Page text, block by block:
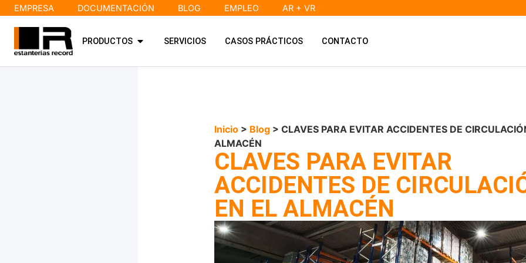
EMPRESA DOCUMENTACIÓN BLOG EMPLEO AR + VR
PRODUCTOS SERVICIOS CASOS PRÁCTICOS CONTACTO
Inicio > Blog > CLAVES PARA EVITAR ACCIDENTES DE
ALMACÉN
CLAVES PARA EVITAR
ACCIDENTES DE
EN EL ALMACÉN